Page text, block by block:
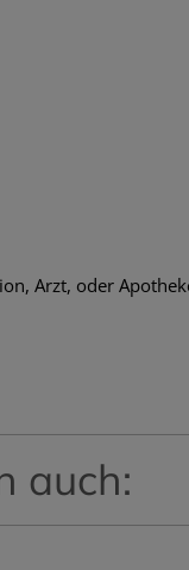
Arzt, oder
auch: